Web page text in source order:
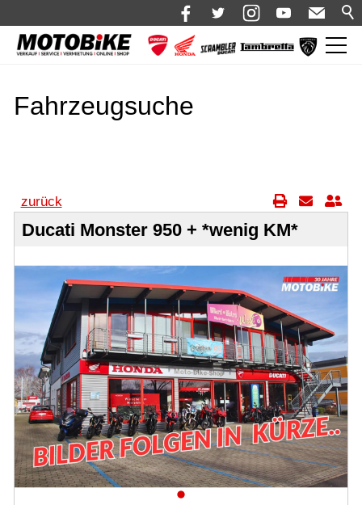
Shop 🛒
Neufahrzeuge
Motorrad mieten
Service
Über uns
Blog
Karriere bei Motobike.de
Probefahrt vereinbaren
Inhaltsverzeichnis
Impressum
Fahrzeugsuche
zurück
Ducati Monster 950 + *wenig KM*